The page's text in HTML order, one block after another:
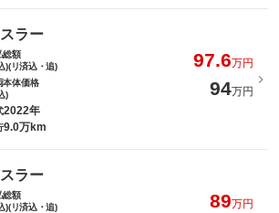
ラー
総額
)(リ済込・追)
97.6万円
本体価格
)
94万円
2022年
9.0万km
ラー
総額
)(リ済込・追)
89万円